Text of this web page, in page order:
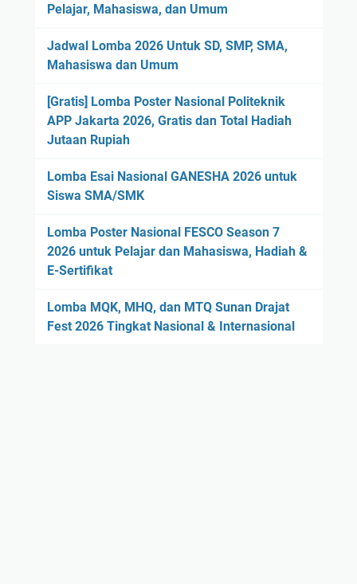
Pelajar, Mahasiswa, dan Umum
Jadwal Lomba 2026 Untuk SD, SMP, SMA,
Mahasiswa dan Umum
[Gratis] Lomba Poster Nasional Politeknik
APP Jakarta 2026, Gratis dan Total Hadiah
Jutaan Rupiah
Lomba Esai Nasional GANESHA 2026 untuk
Siswa SMA/SMK
Lomba Poster Nasional FESCO Season 7
2026 untuk Pelajar dan Mahasiswa, Hadiah &
E-Sertifikat
Lomba MQK, MHQ, dan MTQ Sunan Drajat
Fest 2026 Tingkat Nasional & Internasional